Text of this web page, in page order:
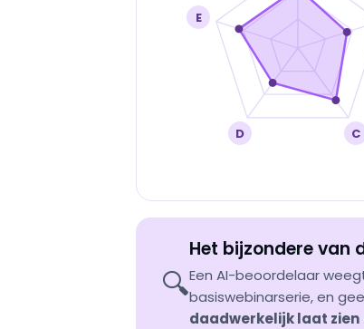
C
D
E
🔍
Het bijzondere van
Een AI-beoordelaar
basiswebinarserie, en
daadwerkelijk laat zien